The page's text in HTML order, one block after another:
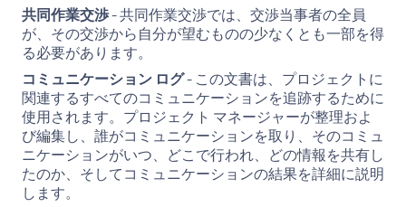
共同作業交渉- 共同作業交渉では、交渉当事者の全員
が、その交渉から自分が望むものの少なくとも一部を得
る必要があります。
コミュニケーション ログ- この文書は、プロジェクトに
関連するすべてのコミュニケーションを追跡するために
使用されます。プロジェクト マネージャーが整理およ
び編集し、誰がコミュニケーションを取り、そのコミュ
ニケーションがいつ、どこで行われ、どの情報を共有し
たのか、そしてコミュニケーションの結果を詳細に説明
します。